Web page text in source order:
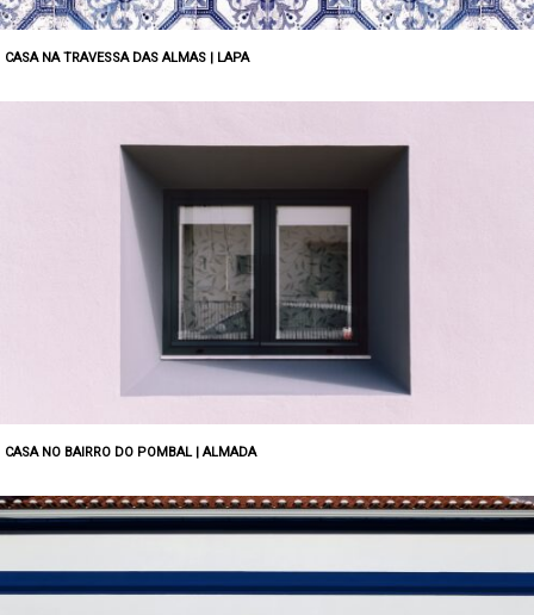
CASA NA TRAVESSA DAS ALMAS | LAPA
CASA NO BAIRRO DO POMBAL | ALMADA